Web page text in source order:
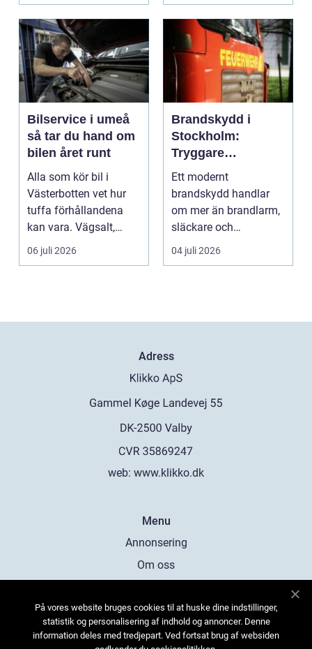
Bilservice i umeå
så tar du hand om
bilen året runt
Alla som kör bil i
Västerbotten vet hur
tuffa förhållandena
kan vara. Vägsalt,
grus, slask, stark so...
06 juli 2026
Brandskydd i
Stockholm:
Tryggare
byggnader med
rätt kunskap
Ett modernt
brandskydd handlar
om mer än brandlarm,
släckare och
sprinklers. För att ...
04 juli 2026
Adress
web: www.klikko.dk
Menu
Annonsering
Om oss
Kontakta oss
Sitemap
På vores website bruges cookies til at huske dine indstillinger,
statistik og personalisering af indhold og annoncer. Denne
information deles med tredjepart. Ved fortsat brug af websiden